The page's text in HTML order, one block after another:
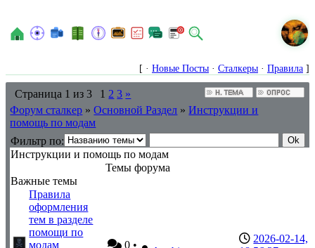
N
[ · Новые Посты · Сталкеры · Правила ]
Страница 1 из3 1 2 3 »
Форум сталкер » Основной Раздел » Инструкции и
помощь по модам
Фильтр по:
Инструкции и помощь по модам
Темы форума
Важные темы
Правила
оформления
тем в разделе
помощи по
модам
0 •
2026-02-14,